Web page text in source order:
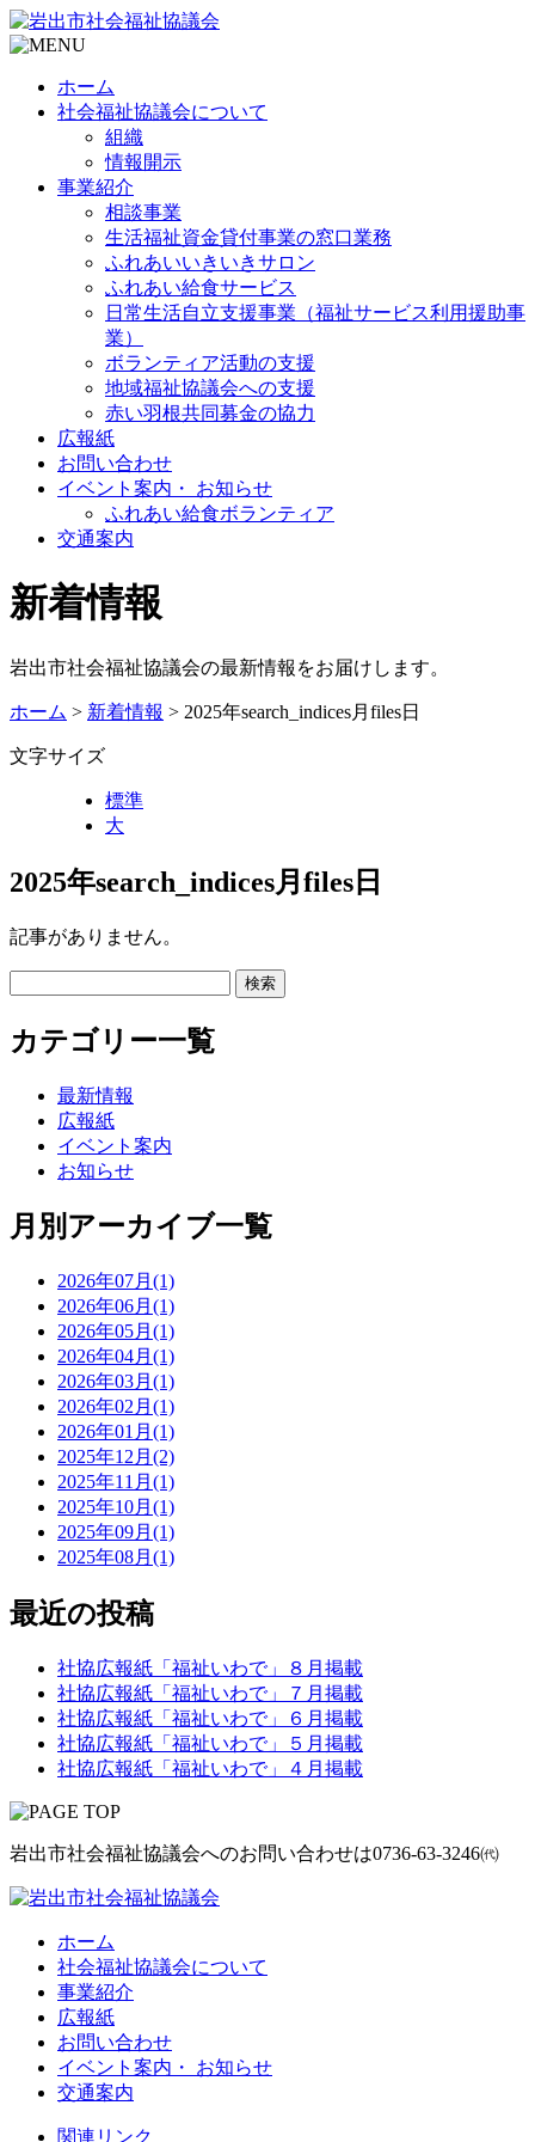
ホーム
社会福祉協議会について
組織
情報開示
事業紹介
相談事業
生活福祉資金貸付事業の窓口業務
ふれあいいきいきサロン
ふれあい給食サービス
日常生活自立支援事業（福祉サービス利用援助事
業）
ボランティア活動の支援
地域福祉協議会への支援
赤い羽根共同募金の協力
広報紙
お問い合わせ
イベント案内・ お知らせ
ふれあい給食ボランティア
交通案内
新着情報
岩出市社会福祉協議会の最新情報をお届けします。
ホーム > 新着情報 > 2025年search_indices月files日
文字サイズ
標準
大
2025年search_indices月files日
記事がありません。
カテゴリー一覧
最新情報
広報紙
イベント案内
お知らせ
月別アーカイブ一覧
2026年07月(1)
2026年06月(1)
2026年05月(1)
2026年04月(1)
2026年03月(1)
2026年02月(1)
2026年01月(1)
2025年12月(2)
2025年11月(1)
2025年10月(1)
2025年09月(1)
2025年08月(1)
最近の投稿
社協広報紙「福祉いわで」８月掲載
社協広報紙「福祉いわで」７月掲載
社協広報紙「福祉いわで」６月掲載
社協広報紙「福祉いわで」５月掲載
社協広報紙「福祉いわで」４月掲載
岩出市社会福祉協議会へのお問い合わせは0736-63-3246㈹
ホーム
社会福祉協議会について
事業紹介
広報紙
お問い合わせ
イベント案内・ お知らせ
交通案内
関連リンク